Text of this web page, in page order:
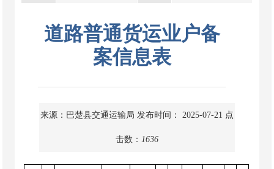
道路普通货运业户备
案信息表
来源：巴楚县交通运输局 发布时间： 2025-07-21 点
击数： 1636